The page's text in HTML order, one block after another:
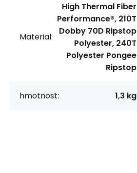
Material:
High Thermal Fiber
Performance®, 210T
Dobby 70D Ripstop
Polyester, 240T
Polyester Pongee
Ripstop
hmotnost: 1,3 kg